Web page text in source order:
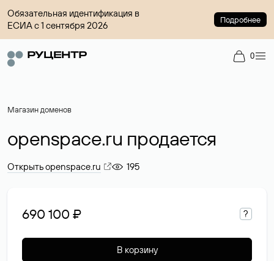
Обязательная идентификация в
ЕСИА с 1 сентября 2026
Подробнее
0
Магазин доменов
openspace.ru продается
Открыть openspace.ru 195
690 100 ₽ ?
В корзину